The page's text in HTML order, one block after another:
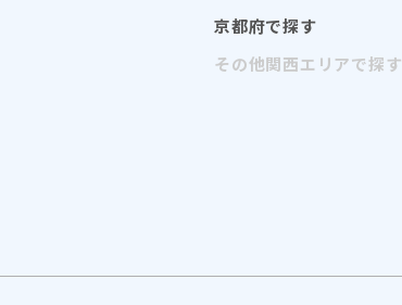
京都府で探す
その他関西エリアで探す